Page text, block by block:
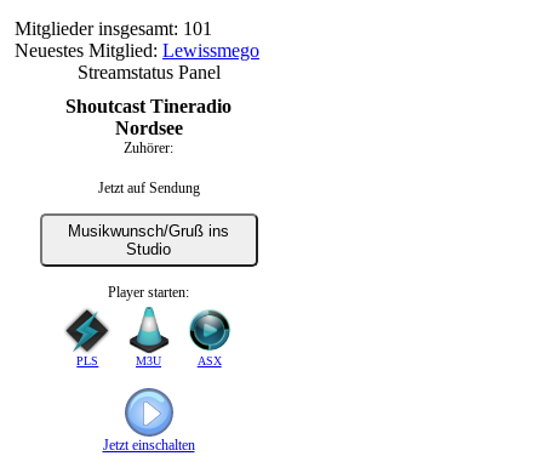
Mitglieder insgesamt: 101
Neuestes Mitglied: Lewissmego
Streamstatus Panel
Shoutcast Tineradio
Nordsee
Zuhörer:
Jetzt auf Sendung
Musikwunsch/Gruß ins
Studio
Player starten:
PLS M3U ASX
Jetzt einschalten